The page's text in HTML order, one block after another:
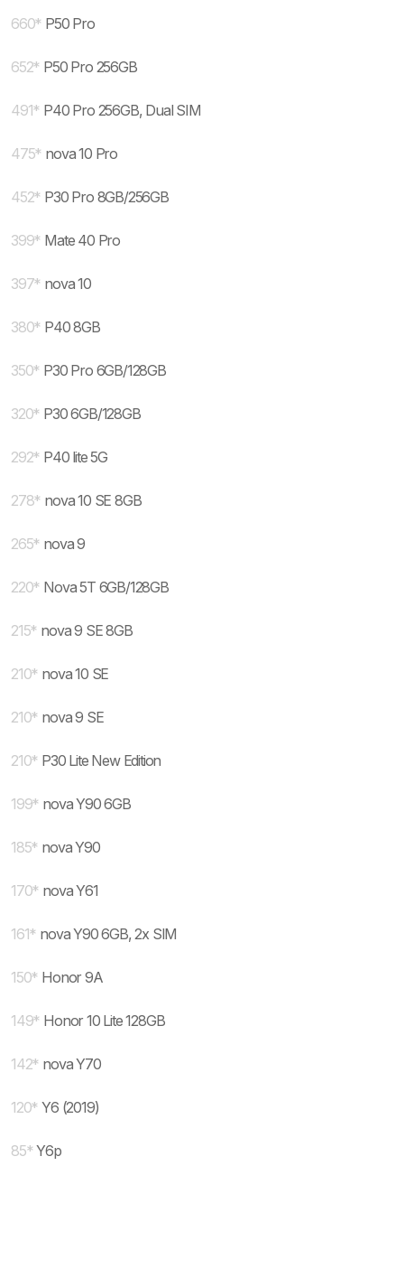
660* P50 Pro
652* P50 Pro 256GB
491* P40 Pro 256GB, Dual SIM
475* nova 10 Pro
452* P30 Pro 8GB/256GB
399* Mate 40 Pro
397* nova 10
380* P40 8GB
350* P30 Pro 6GB/128GB
320* P30 6GB/128GB
292* P40 lite 5G
278* nova 10 SE 8GB
265* nova 9
220* Nova 5T 6GB/128GB
215* nova 9 SE 8GB
210* nova 10 SE
210* nova 9 SE
210* P30 Lite New Edition
199* nova Y90 6GB
185* nova Y90
170* nova Y61
161* nova Y90 6GB, 2x SIM
150* Honor 9A
149* Honor 10 Lite 128GB
142* nova Y70
120* Y6 (2019)
85* Y6p